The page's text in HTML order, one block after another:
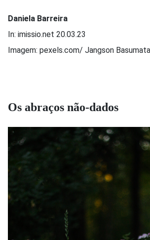
Daniela Barreira
In: imissio.net 20.03.23
Imagem: pexels.com/ Jangson
Os abraços não-dados